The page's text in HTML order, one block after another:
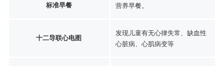
标准早餐 营养早餐。
十二导联心电图
发现儿童有无心律失常、缺血性
心脏病、心肌病变等